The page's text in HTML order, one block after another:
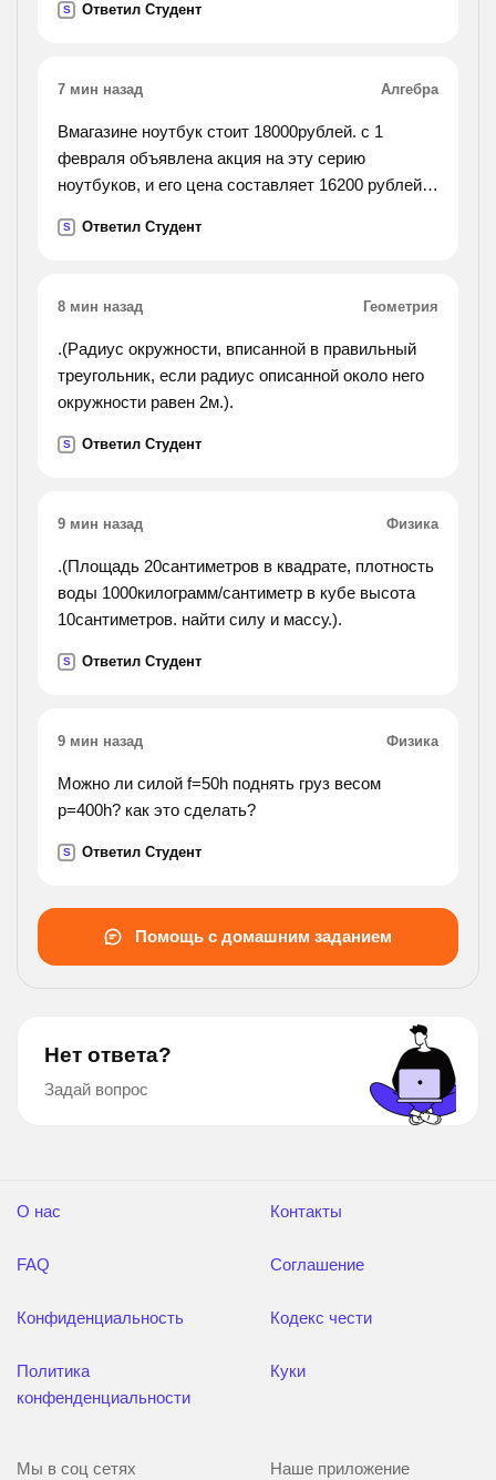
S Ответил Студент
7 мин назад Алгебра
Вмагазине ноутбук стоит 18000рублей. с 1
февраля объявлена акция на эту серию
ноутбуков, и его цена составляет 16200 рублей.
S Ответил Студент
8 мин назад Геометрия
.(Радиус окружности, вписанной в правильный
треугольник, если радиус описанной около него
окружности равен 2м.).
S Ответил Студент
9 мин назад Физика
.(Площадь 20сантиметров в квадрате, плотность
воды 1000килограмм/сантиметр в кубе высота
10сантиметров. найти силу и массу.).
S Ответил Студент
9 мин назад Физика
Можно ли силой f=50h поднять груз весом
p=400h? как это сделать?
S Ответил Студент
Помощь с домашним заданием
Нет ответа?
Задай вопрос
О нас
FAQ
Конфиденциальность
Политика
конфенденциальности
Контакты
Соглашение
Кодекс чести
Куки
Мы в соц сетях Наше приложение